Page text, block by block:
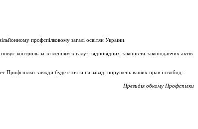
профспілковому загалі освітян України.
контроль за втіленням в галузі відповідних законів та законодавчих актів.
Профспілки завжди буде стояти на заваді порушень ваших прав і свобод.
Президія обкому Профспілки